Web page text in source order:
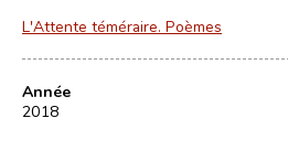
L'Attente téméraire. Poèmes
Année
2018